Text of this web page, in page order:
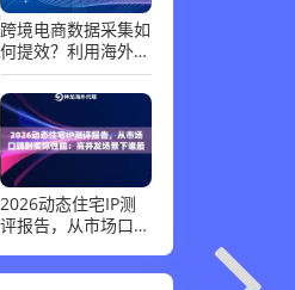
跨境电商数据采集如
何提效？利用海外代
理IP精准获取全球竞
品信息
2026动态住宅IP测
评报告，从市场口碑
场景下谁最稳